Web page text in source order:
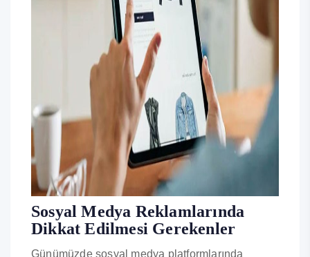
Sosyal Medya Reklamlarında
Dikkat Edilmesi Gerekenler
Günümüzde sosyal medya platformlarında